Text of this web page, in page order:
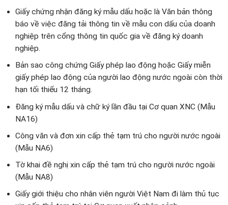
Giấy chứng nhận đăng ký mẫu dấu hoặc là Văn bản thông
báo về việc đăng tải thông tin về mẫu con dấu của doanh
nghiệp trên cổng thông tin quốc gia về đăng ký doanh
nghiệp.
Bản sao công chứng Giấy phép lao động hoặc Giấy miễn
giấy phép lao động của người lao động nước ngoài còn thời
hạn tối thiểu 12 tháng.
Đăng ký mẫu dấu và chữ ký lần đầu tại Cơ quan XNC (Mẫu
NA16)
Công văn và đơn xin cấp thẻ tạm trú cho người nước ngoài
(Mẫu NA6)
Tờ khai đề nghị xin cấp thẻ tạm trú cho người nước ngoài
(Mẫu NA8)
Giấy giới thiệu cho nhân viên người Việt Nam đi làm thủ tục